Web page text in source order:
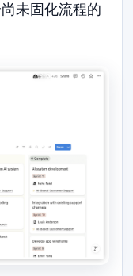
未固化流程的